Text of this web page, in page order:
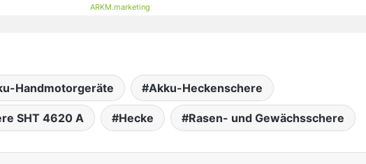
ARKM.marketing
Handmotorgeräte Akku-Heckenschere
SHT 4620 A Hecke Rasen- und Gewächsschere